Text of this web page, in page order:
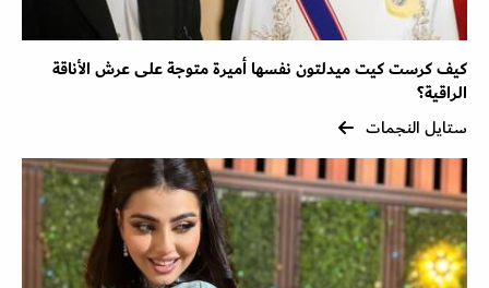
كيف كرست كيت ميدلتون نفسها أميرة متوجة على عرش الأناقة
الراقية؟
ستايل النجمات